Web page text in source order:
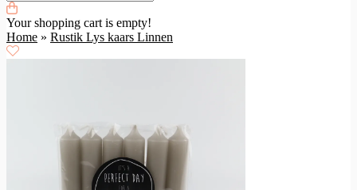
Your shopping cart is empty!
Home » Rustik Lys kaars Linnen